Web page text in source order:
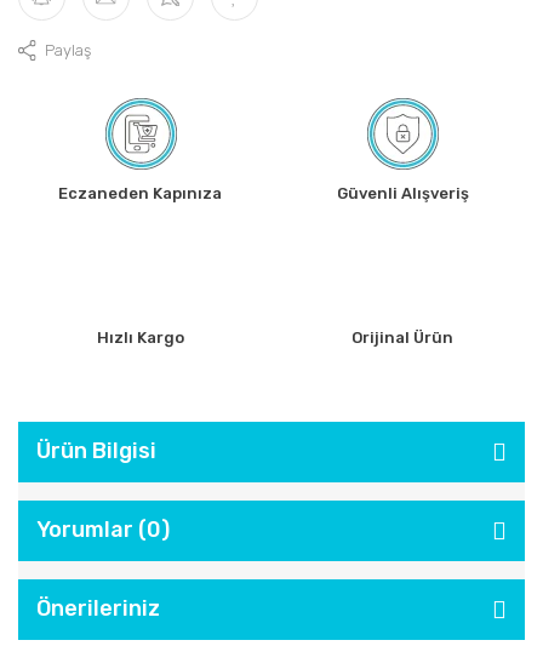
Paylaş
Eczaneden Kapınıza Güvenli Alışveriş
Hızlı Kargo Orijinal Ürün
Ürün Bilgisi
Yorumlar (0)
Önerileriniz